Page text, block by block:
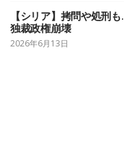
【シリア】拷問や処刑
独裁政権崩壊
2026年6月13日